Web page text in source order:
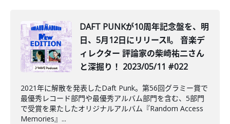
DAFT PUNKが10周年記念盤を、明
日、5月12日にリリース!!。 音楽デ
ィレクター 評論家の柴崎祐二さん
と深掘り！ 2023/05/11 #022
2021年に解散を発表したDaft Punk。第56回グラミー賞で
最優秀レコード部門や最優秀アルバム部門を含む、5部門
で受賞を果たしたオリジナルアルバム『Random Access
Memories』...